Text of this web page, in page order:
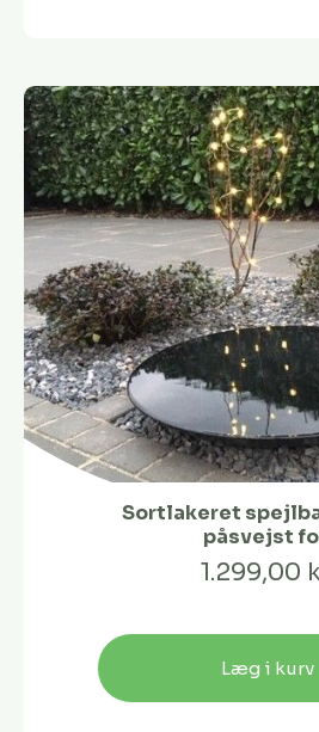
Sortlakeret
påsvejst
1.299,00
Læg i kurv